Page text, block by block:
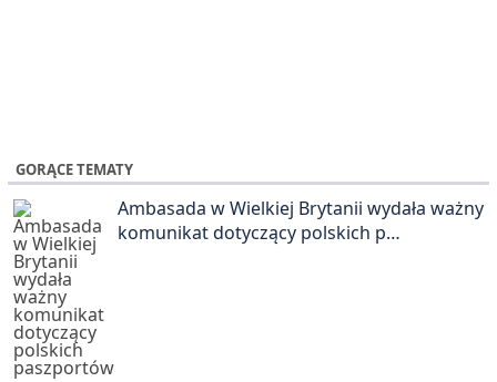
GORĄCE TEMATY
Ambasada w Wielkiej Brytanii wydała ważny
komunikat dotyczący polskich p…